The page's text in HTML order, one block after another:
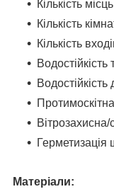
Кількість
Кількість
Кількість
Вітрозахисна/
Герметизація
Матеріали: